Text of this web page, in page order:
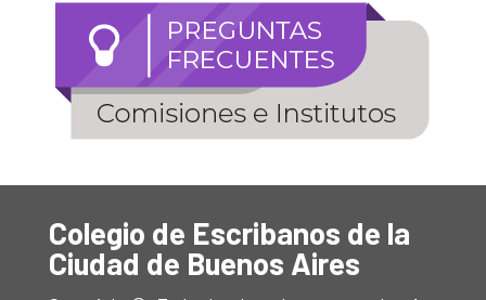
Colegio de Escribanos de la
Ciudad de Buenos Aires